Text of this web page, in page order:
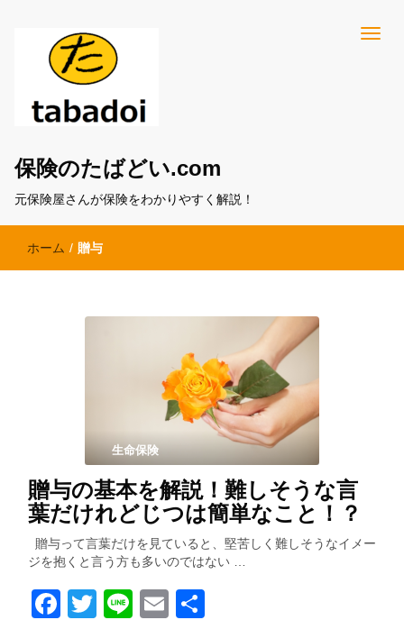
保険のたばどい.com
元保険屋さんが保険をわかりやすく解説！
ホーム / 贈与
生命保険
贈与の基本を解説！難しそうな言
葉だけれどじつは簡単なこと！？
贈与って言葉だけを見ていると、堅苦しく難しそうなイメー
ジを抱くと言う方も多いのではない …
Facebook
Twitter
LineEmail